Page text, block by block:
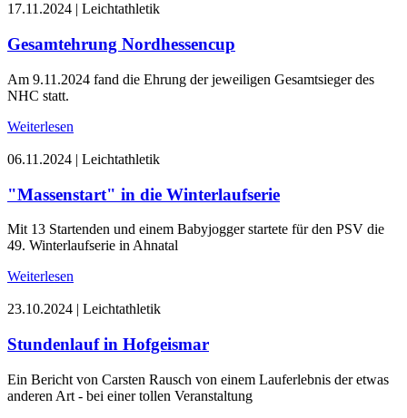
17.11.2024 | Leichtathletik
Gesamtehrung Nordhessencup
Am 9.11.2024 fand die Ehrung der jeweiligen Gesamtsieger des
NHC statt.
Weiterlesen
06.11.2024 | Leichtathletik
"Massenstart" in die Winterlaufserie
Mit 13 Startenden und einem Babyjogger startete für den PSV die
49. Winterlaufserie in Ahnatal
Weiterlesen
23.10.2024 | Leichtathletik
Stundenlauf in Hofgeismar
Ein Bericht von Carsten Rausch von einem Lauferlebnis der etwas
anderen Art - bei einer tollen Veranstaltung